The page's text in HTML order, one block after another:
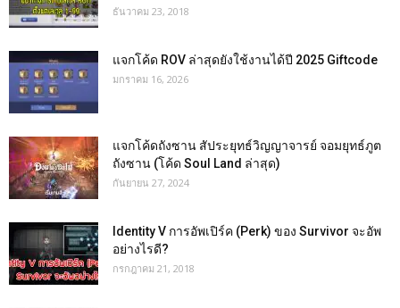
ธันวาคม 23, 2018
แจกโค้ด ROV ล่าสุดยังใช้งานได้ปี 2025 Giftcode
มกราคม 16, 2026
แจกโค้ดถังซาน สัประยุทธ์วิญญาจารย์ จอมยุทธ์ภูต
ถังซาน (โค้ด Soul Land ล่าสุด)
กันยายน 27, 2024
Identity V การอัพเปิร์ค (Perk) ของ Survivor จะอัพ
อย่างไรดี?
กรกฎาคม 21, 2018